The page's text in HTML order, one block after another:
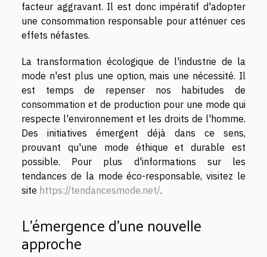
facteur aggravant. Il est donc impératif d'adopter
une consommation responsable pour atténuer ces
effets néfastes.
La transformation écologique de l'industrie de la
mode n'est plus une option, mais une nécessité. Il
est temps de repenser nos habitudes de
consommation et de production pour une mode qui
respecte l'environnement et les droits de l'homme.
Des initiatives émergent déjà dans ce sens,
prouvant qu'une mode éthique et durable est
possible. Pour plus d'informations sur les
tendances de la mode éco-responsable, visitez le
site https://tendancesmode.net/.
L'émergence d'une nouvelle
approche